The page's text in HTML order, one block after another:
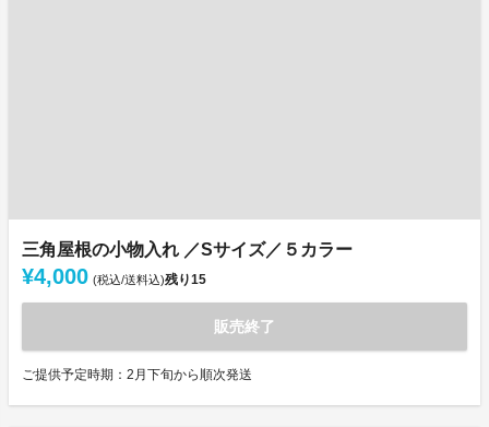
三角屋根の小物入れ ／Sサイズ／５カラー
¥4,000 (税込/送料込)残り15
販売終了
ご提供予定時期：2月下旬から順次発送